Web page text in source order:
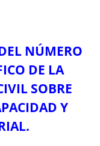
NÚMERO
DE LA
SOBRE
Y